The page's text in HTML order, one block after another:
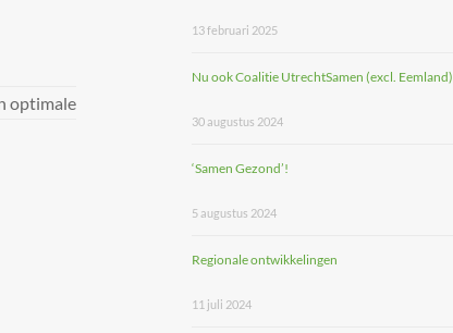
optimale
13 februari 2025
Nu ook Coalitie UtrechtSamen (excl. Eemland)
30 augustus 2024
‘Samen Gezond’!
5 augustus 2024
Regionale ontwikkelingen
11 juli 2024